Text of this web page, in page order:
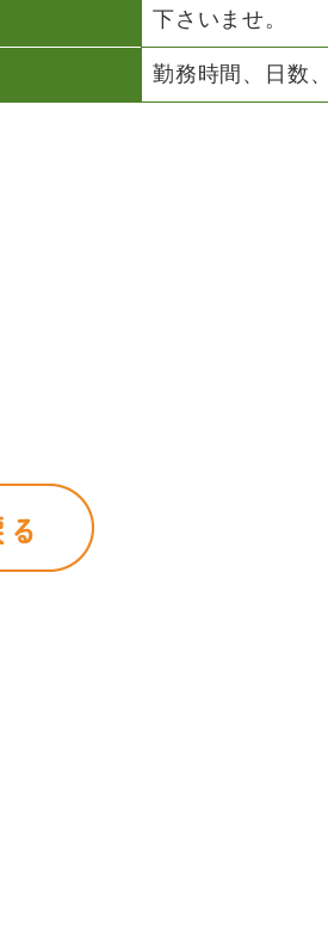
下さいませ。
勤務時間、日数